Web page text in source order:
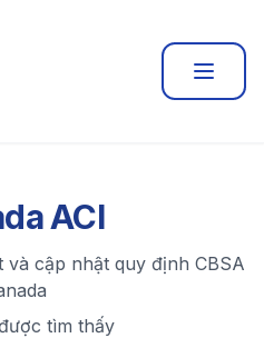
ACI
và cập nhật quy định CBSA
tìm thấy